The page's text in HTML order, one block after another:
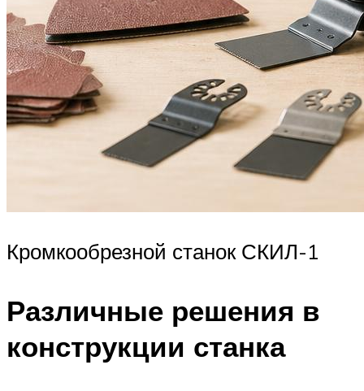
Кромкообрезной станок СКИЛ-1
Различные решения в
конструкции станка